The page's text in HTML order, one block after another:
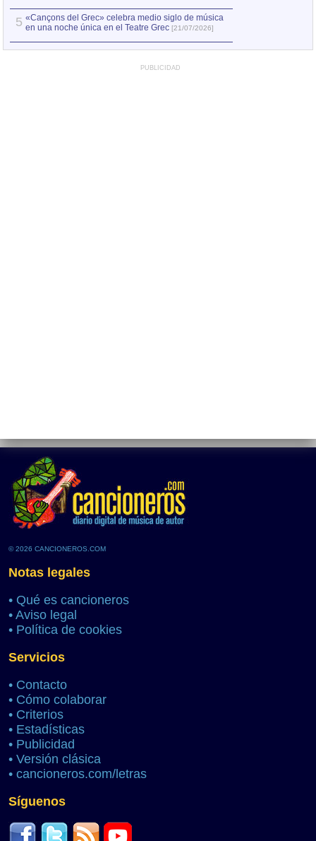
5 «Cançons del Grec» celebra medio siglo de música
en una noche única en el Teatre Grec [21/07/2026]
PUBLICIDAD
© 2026 CANCIONEROS.COM
Notas legales
• Qué es cancioneros
• Aviso legal
• Política de cookies
Servicios
• Contacto
• Cómo colaborar
• Criterios
• Estadísticas
• Publicidad
• Versión clásica
• cancioneros.com/letras
Síguenos